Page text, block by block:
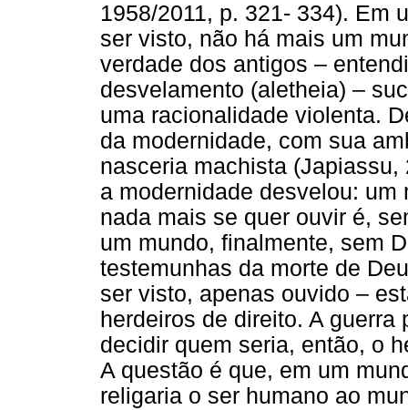
1958/2011, p. 321- 334). Em
ser visto, não há mais um
verdade dos antigos –
desvelamento (aletheia) –
uma racionalidade violenta.
da modernidade, com sua
nasceria machista
a modernidade desvelou:
nada mais se quer ouvir é,
um mundo, finalmente, sem
testemunhas da morte de
ser visto, apenas ouvido –
herdeiros de direito. A
decidir quem seria, então, o
A questão é que, em um
religaria o ser humano ao